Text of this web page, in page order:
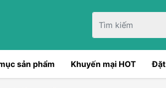
sản phẩm Khuyến mại HOT